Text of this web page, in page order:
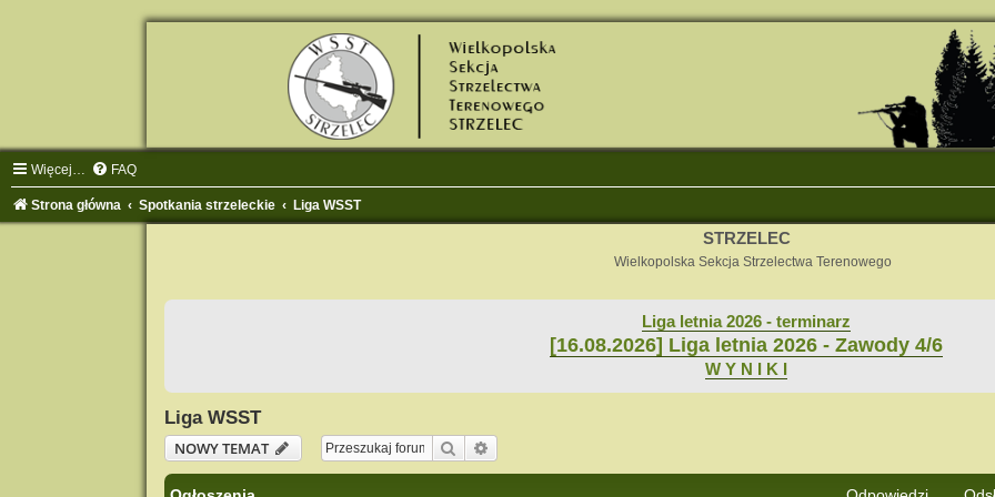
Więcej… FAQ
Strona główna Spotkania strzeleckie Liga WSST
STRZELEC
Wielkopolska Sekcja Strzelectwa Terenowego
Liga letnia 2026 - terminarz
[16.08.2026] Liga letnia 2026 - Zawody 4/6
W Y N I K I
Liga WSST
NOWY TEMAT
Szukaj